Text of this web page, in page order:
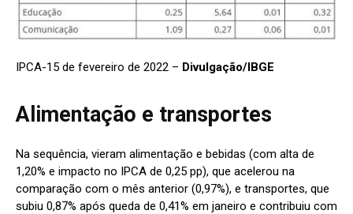
IPCA-15 de fevereiro de 2022 – Divulgação/IBGE
Alimentação e transportes
Na sequência, vieram alimentação e bebidas (com alta de
1,20% e impacto no IPCA de 0,25 pp), que acelerou na
comparação com o mês anterior (0,97%), e transportes, que
subiu 0,87% após queda de 0,41% em janeiro e contribuiu com